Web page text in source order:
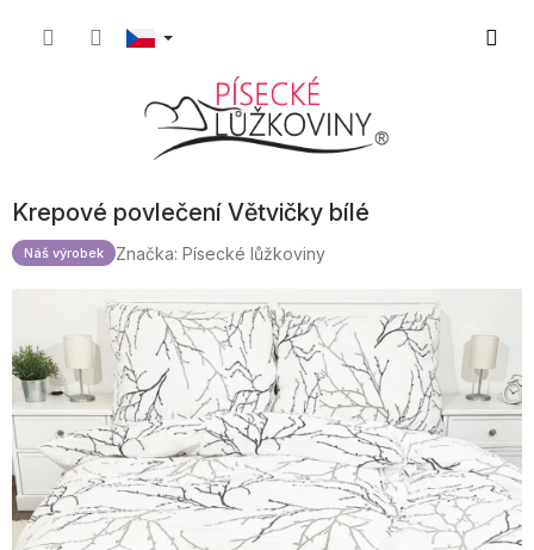
Krepové povlečení Větvičky bílé
Náš výrobek Značka: Písecké lůžkoviny